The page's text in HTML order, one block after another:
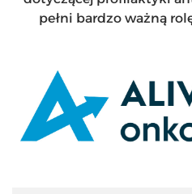
pełni bardzo ważną